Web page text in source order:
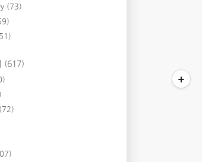
(73)
(617)
(72)